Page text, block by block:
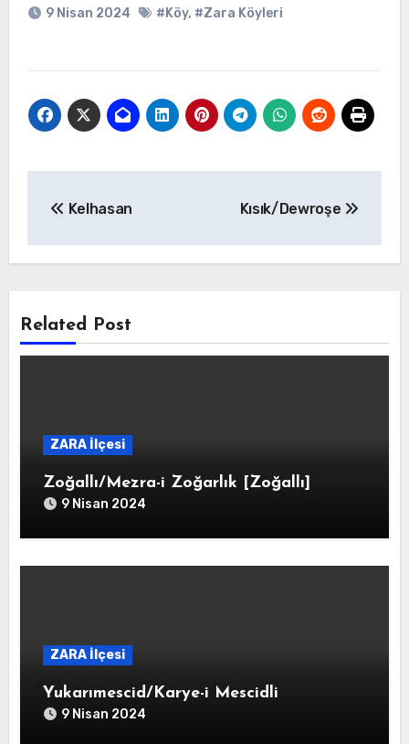
9 Nisan 2024 #Köy, #Zara Köyleri
Kelhasan Kısık/Dewroşe
Related Post
ZARA İlçesi
Zoğallı/Mezra-i Zoğarlık [Zoğallı]
9 Nisan 2024
ZARA İlçesi
Yukarımescid/Karye-i Mescidli
9 Nisan 2024